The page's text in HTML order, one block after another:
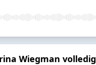
Wiegman volledig